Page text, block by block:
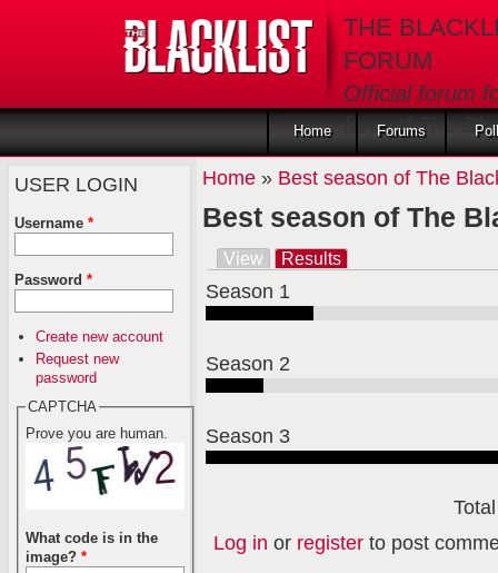
THE
FORUM
Official forum
fans of The
Home Forums
USER LOGIN
Username *
Password *
Create new account
Request new
password
CAPTCHA
Prove you are human.
What code is in the
image?*
Home» Best season of The
Best season of The
Primary tabs
View Results
Season 1
Season 2
Season 3
Log in or registerto post